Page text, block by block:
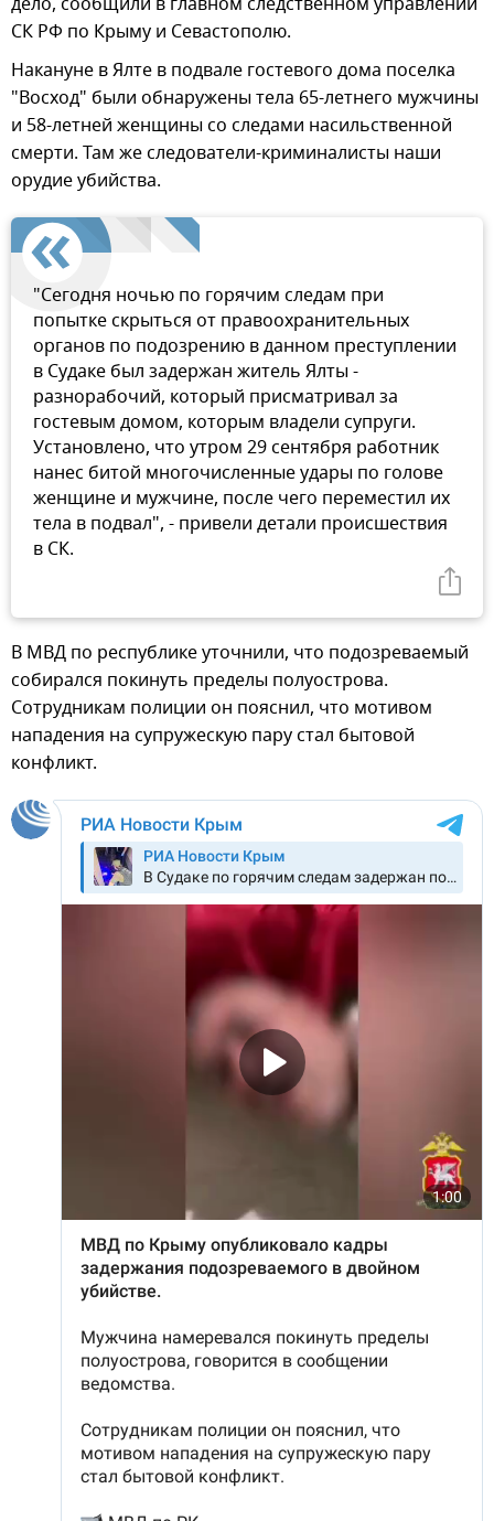
СК РФ по Крыму и Севастополю.
Накануне в Ялте в подвале гостевого дома поселка
"Восход" были обнаружены тела 65-летнего мужчины
и 58-летней женщины со следами насильственной
смерти. Там же следователи-криминалисты наши
орудие убийства.
"Сегодня ночью по горячим следам при
попытке скрыться от правоохранительных
органов по подозрению в данном преступлении
в Судаке был задержан житель Ялты -
разнорабочий, который присматривал за
гостевым домом, которым владели супруги.
Установлено, что утром 29 сентября работник
нанес битой многочисленные удары по голове
женщине и мужчине, после чего переместил их
тела в подвал", - привели детали происшествия
в СК.
В МВД по республике уточнили, что подозреваемый
собирался покинуть пределы полуострова.
Сотрудникам полиции он пояснил, что мотивом
нападения на супружескую пару стал бытовой
конфликт.